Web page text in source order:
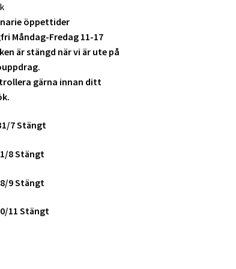
öppettider
Måndag-Fredag 11-17
är stängd när vi är ute på
gärna innan ditt
7 Stängt
8 Stängt
9 Stängt
11 Stängt